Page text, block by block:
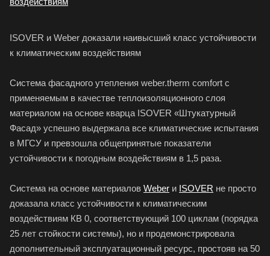
ISOVER и Weber доказали наивысший класс устойчивости
к климатическим воздействиям
Система фасадного утепления weber.therm comfort с
применяемым в качестве теплоизоляционного слоя
материалом на основе кварца ISOVER «Штукатурный
Фасад» успешно выдержала все климатические испытания
в МГСУ и превзошла общепринятые показатели
устойчивости к погодным воздействиям в 1,5 раза.
Система на основе материалов Weber и ISOVER не просто
доказала класс устойчивости к климатическим
воздействиям КВ 0, соответствующий 100 циклам (порядка
25 лет стойкости системы), но и продемонстрировала
дополнительный эксплуатационный ресурс, простояв на 50